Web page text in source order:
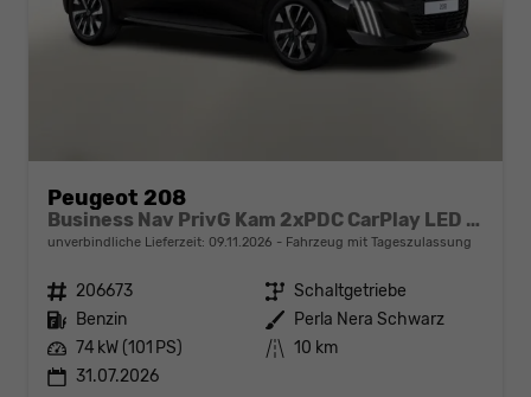
Peugeot 208
Business Nav PrivG Kam 2xPDC CarPlay LED BT
unverbindliche Lieferzeit: 09.11.2026 Fahrzeug mit Tageszulassung
Fahrzeugnr. 206673 Getriebe Schaltgetriebe
Kraftstoff Benzin Außenfarbe Perla Nera Schwarz
Leistung 74 kW (101 PS) Kilometerstand 10 km
31.07.2026